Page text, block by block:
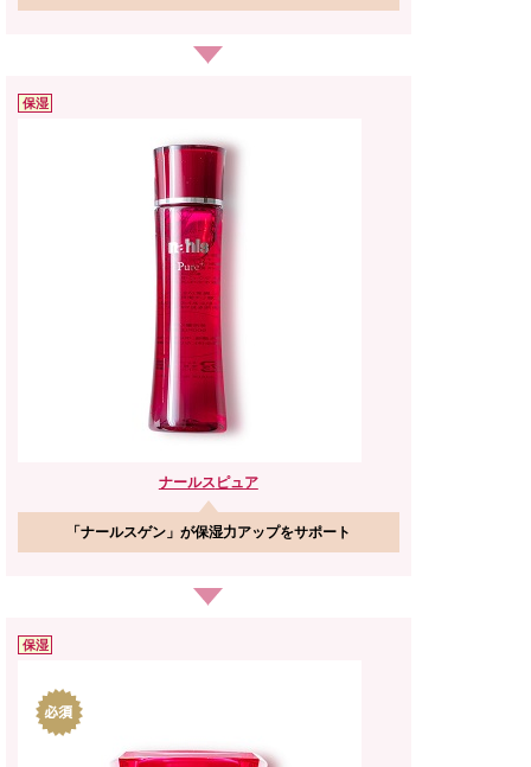
保湿
ナールス ピュア
「ナールスゲン」が保湿力アップをサポート
保湿